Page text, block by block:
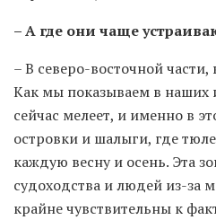
– А где они чаще
– В северо-восточной части,
Как мы показываем в наших
сейчас мелеет, и именно в
островки и шалыги, где
каждую весну и осень. Эта
судоходства и людей из-за
крайне чувствительны к